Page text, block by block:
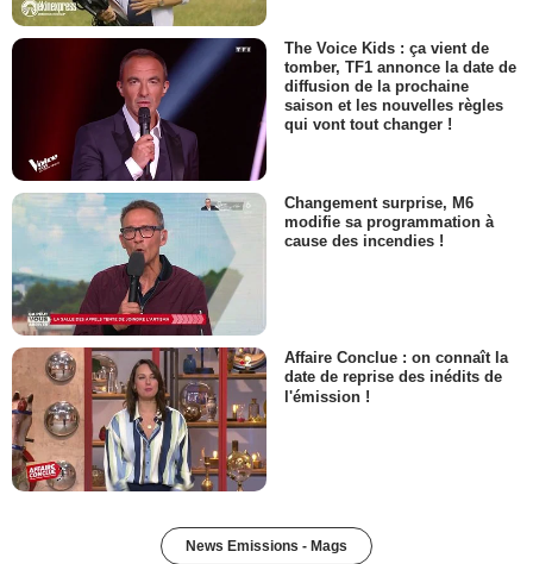
The Voice Kids : ça vient de
tomber, TF1 annonce la date de
diffusion de la prochaine
saison et les nouvelles règles
qui vont tout changer !
Changement surprise, M6
modifie sa programmation à
cause des incendies !
Affaire Conclue : on connaît la
date de reprise des inédits de
l'émission !
News Emissions - Mags